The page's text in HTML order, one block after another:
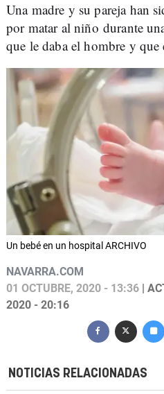
Una madre y su pareja han
por matar al niño durante
que le daba el hombre y que
Un bebé en un hospital ARCHIVO
NAVARRA.COM
01 OCTUBRE, 2020 - 13:36 |
2020 - 20:16
NOTICIAS RELACIONADAS